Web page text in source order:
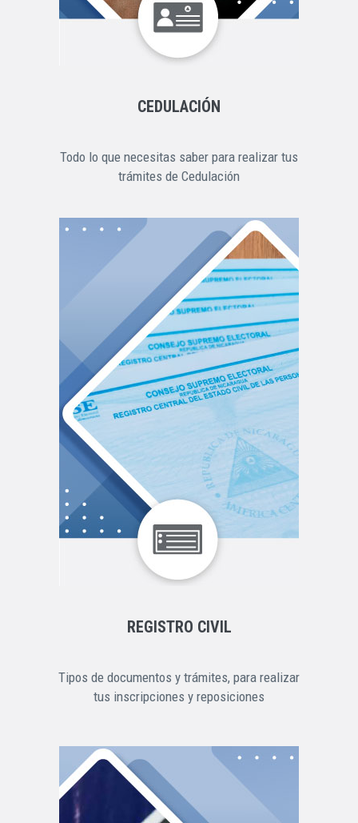
CEDULACIÓN
Todo lo que necesitas saber para realizar tus
trámites de Cedulación
REGISTRO CIVIL
Tipos de documentos y trámites, para realizar
tus inscripciones y reposiciones